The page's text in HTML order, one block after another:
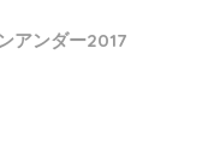
アンダー2017